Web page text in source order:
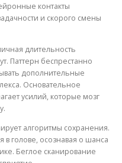
контакты
и скорого смены
длительность
Паттерн беспрестанно
дополнительные
Основательное
усилий, которые мозг
алгоритмы сохранения.
в голове, осознавая о шанса
Беглое сканирование